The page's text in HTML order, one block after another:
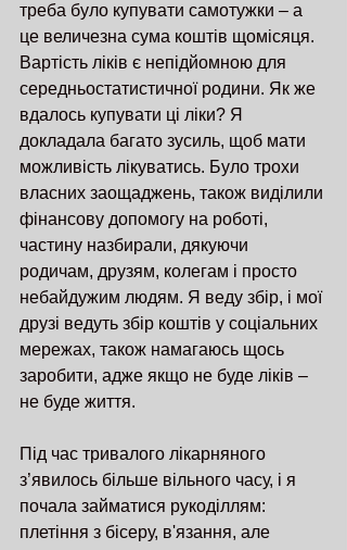
треба було купувати самотужки – а
це величезна сума коштів щомісяця.
Вартість ліків є непідйомною для
середньостатистичної родини. Як же
вдалось купувати ці ліки? Я
докладала багато зусиль, щоб мати
можливість лікуватись. Було трохи
власних заощаджень, також виділили
фінансову допомогу на роботі,
частину назбирали, дякуючи
родичам, друзям, колегам і просто
небайдужим людям. Я веду збір, і мої
друзі ведуть збір коштів у соціальних
мережах, також намагаюсь щось
заробити, адже якщо не буде ліків –
не буде життя.
Під час тривалого лікарняного
з’явилось більше вільного часу, і я
почала займатися рукоділлям:
плетіння з бісеру, в'язання, але